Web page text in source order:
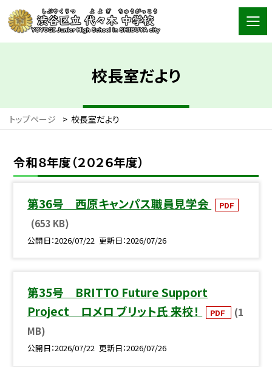
校長室だより
トップページ > 校長室だより
令和８年度（２０２６年度）
第36号 西原キャンパス職員見学会 PDF
(653 KB)
公開日 2026/07/22 更新日 2026/07/26
第35号 BRITTO Future Support
Project ロメロ ブリット氏 来校！
PDF
(1
MB)
公開日 2026/07/22 更新日 2026/07/26